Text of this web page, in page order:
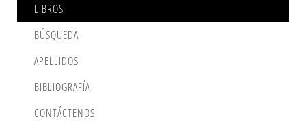
LIBROS
BÚSQUEDA
APELLIDOS
BIBLIOGRAFÍA
CONTÁCTENOS